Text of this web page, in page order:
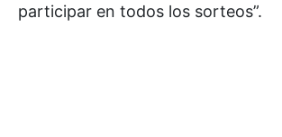
participar en todos los sorteos”.